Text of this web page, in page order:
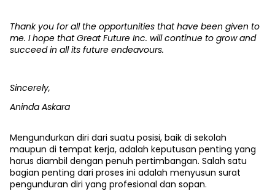
Thank you for all the opportunities that have been given to
me. I hope that Great Future Inc. will continue to grow and
succeed in all its future endeavours.
Sincerely,
Aninda Askara
Mengundurkan diri dari suatu posisi, baik di sekolah
maupun di tempat kerja, adalah keputusan penting yang
harus diambil dengan penuh pertimbangan. Salah satu
bagian penting dari proses ini adalah menyusun surat
pengunduran diri yang profesional dan sopan.